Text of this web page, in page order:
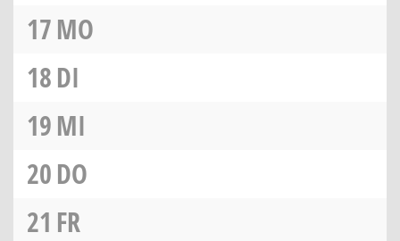
17MO
18DI
19MI
20DO
21 FR